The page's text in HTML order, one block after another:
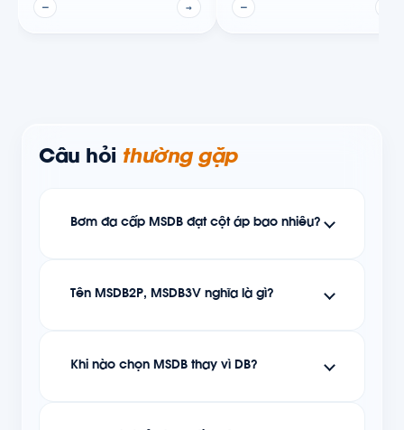
— → —
Câu hỏi thường gặp
Bơm đa cấp MSDB đạt cột áp bao nhiêu?
Tên MSDB2P, MSDB3V nghĩa là gì?
Khi nào chọn MSDB thay vì DB?